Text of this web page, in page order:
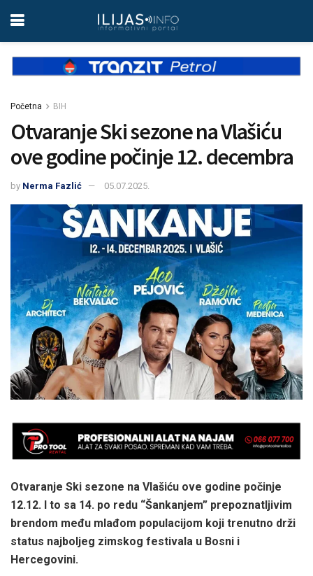
Početna BIH
Otvaranje Ski sezone na Vlašiću
ove godine počinje 12. decembra
by Nerma Fazlić 05.07.2025.
Otvaranje Ski sezone na Vlašiću ove godine počinje
12.12. I to sa 14. po redu “Šankanjem” prepoznatljivim
brendom među mlađom populacijom koji trenutno drži
status najboljeg zimskog festivala u Bosni i
Hercegovini.